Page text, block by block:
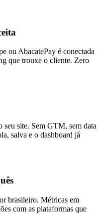
ou AbacatePay é conectada
que trouxe o cliente. Zero
site. Sem GTM, sem data
salva e o dashboard já
brasileiro. Métricas em
com as plataformas que